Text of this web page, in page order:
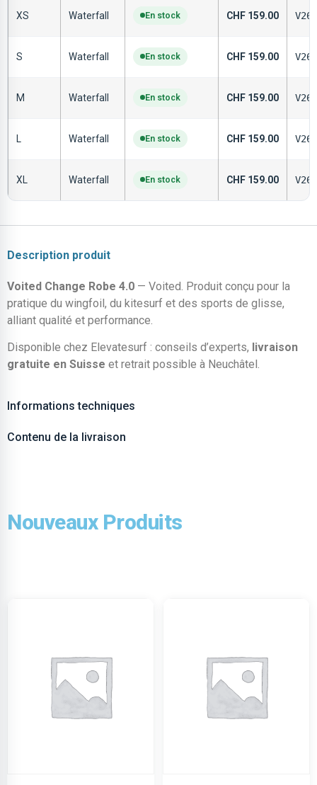
XS Waterfall En stock CHF 159.00
S Waterfall En stock CHF 159.00
M Waterfall En stock CHF 159.00
L Waterfall En stock CHF 159.00
XL Waterfall En stock CHF 159.00
Description produit
Voited Change Robe 4.0 — Voited. Produit conçu pour la
pratique du wingfoil, du kitesurf et des sports de glisse,
alliant qualité et performance.
Disponible chez Elevatesurf : conseils d’experts, livraison
gratuite en Suisse et retrait possible à Neuchâtel.
Informations techniques
Contenu de la livraison
Nouveaux Produits